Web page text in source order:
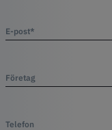
E-post*
Företag
Telefon